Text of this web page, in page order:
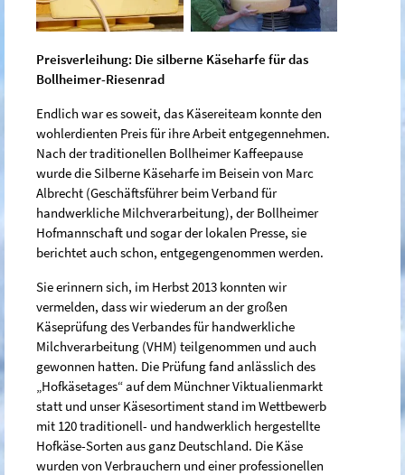
Preisverleihung: Die silberne Käseharfe für das
Bollheimer-Riesenrad
Endlich war es soweit, das Käsereiteam konnte den
wohlerdienten Preis für ihre Arbeit entgegennehmen.
Nach der traditionellen Bollheimer Kaffeepause
wurde die Silberne Käseharfe im Beisein von Marc
Albrecht (Geschäftsführer beim Verband für
handwerkliche Milchverarbeitung), der Bollheimer
Hofmannschaft und sogar der lokalen Presse, sie
berichtet auch schon, entgegengenommen werden.
Sie erinnern sich, im Herbst 2013 konnten wir
vermelden, dass wir wiederum an der großen
Käseprüfung des Verbandes für handwerkliche
Milchverarbeitung (VHM) teilgenommen und auch
gewonnen hatten. Die Prüfung fand anlässlich des
„Hofkäsetages“ auf dem Münchner Viktualienmarkt
statt und unser Käsesortiment stand im Wettbewerb
mit 120 traditionell- und handwerklich hergestellte
Hofkäse-Sorten aus ganz Deutschland. Die Käse
wurden von Verbrauchern und einer professionellen